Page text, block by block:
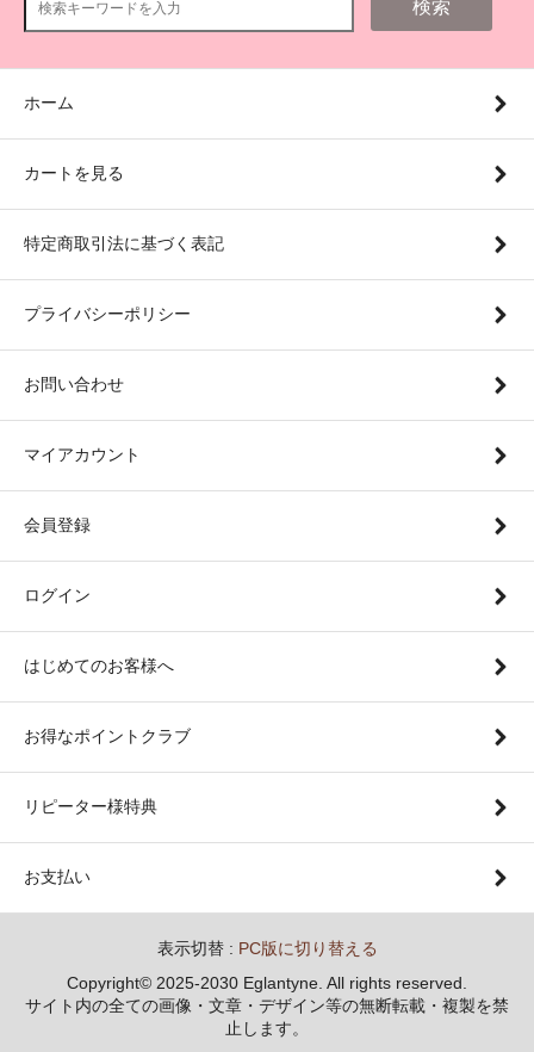
検索
ホーム
カートを見る
特定商取引法に基づく表記
プライバシーポリシー
お問い合わせ
マイアカウント
会員登録
ログイン
はじめてのお客様へ
お得なポイントクラブ
リピーター様特典
お支払い
表示切替 : PC版に切り替える
Copyright© 2025-2030 Eglantyne. All rights reserved.
サイト内の全ての画像・文章・デザイン等の無断転載・複製を禁
止します。